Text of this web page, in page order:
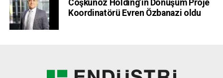
Yurt içi ve yurt dışından gelecek sektör profesyonellerini
global platformda ağırlayacak, sektör ürünlerinin kalitesi ve
rekabetçiliğinin ön plana çıkarılacağı fuarlar, katılımcılara
yeni alanlar da açacak fuarlar sırasında düzenlenecek
Coşkunöz Holding’in Dönüşüm Proje
Koordinatörü Evren Özbanazi oldu